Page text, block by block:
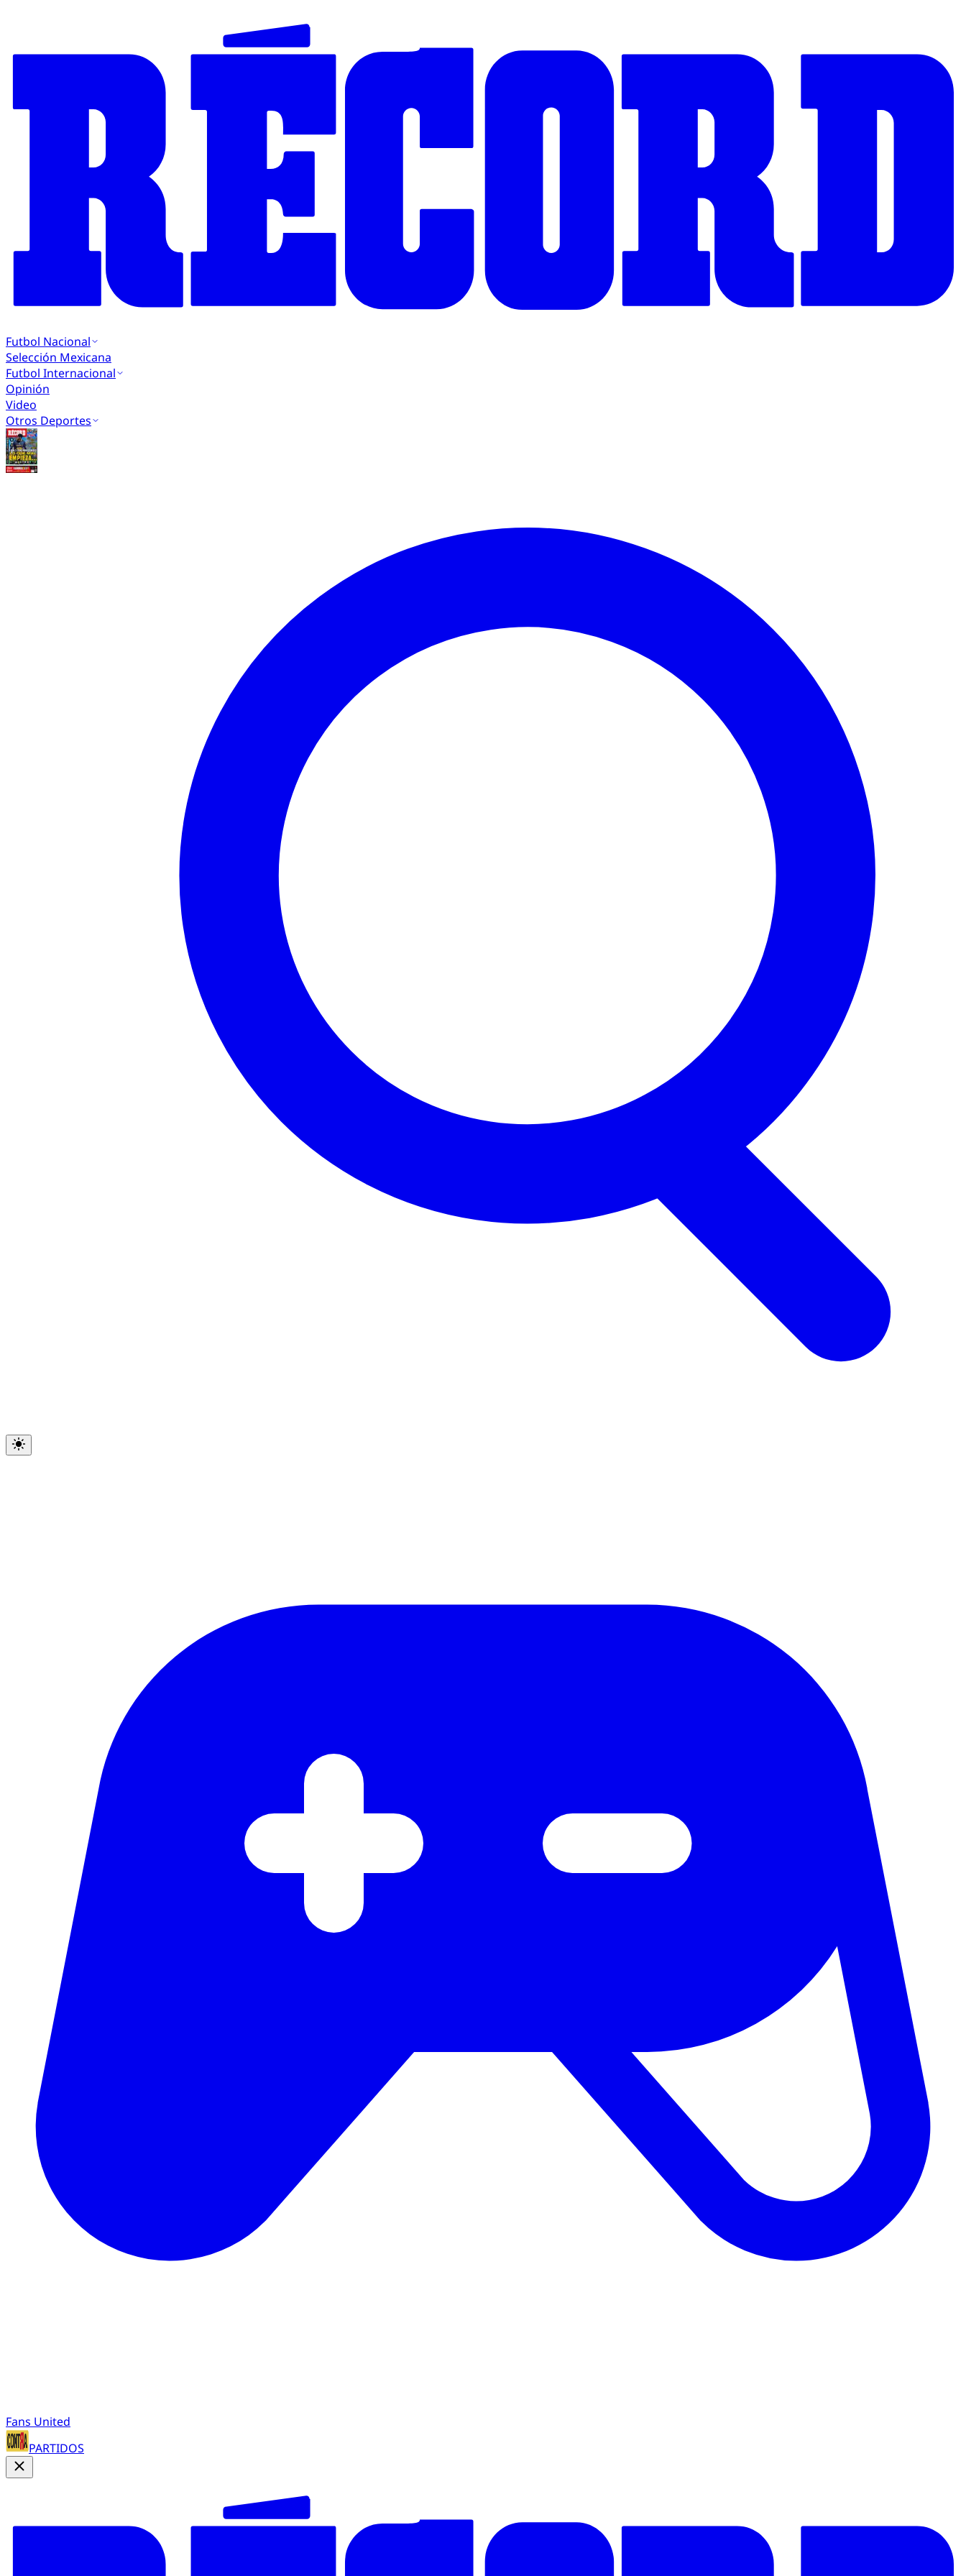
Futbol Nacional
Selección Mexicana
Futbol Internacional
Opinión
Video
Otros Deportes
Fans United
PARTIDOS